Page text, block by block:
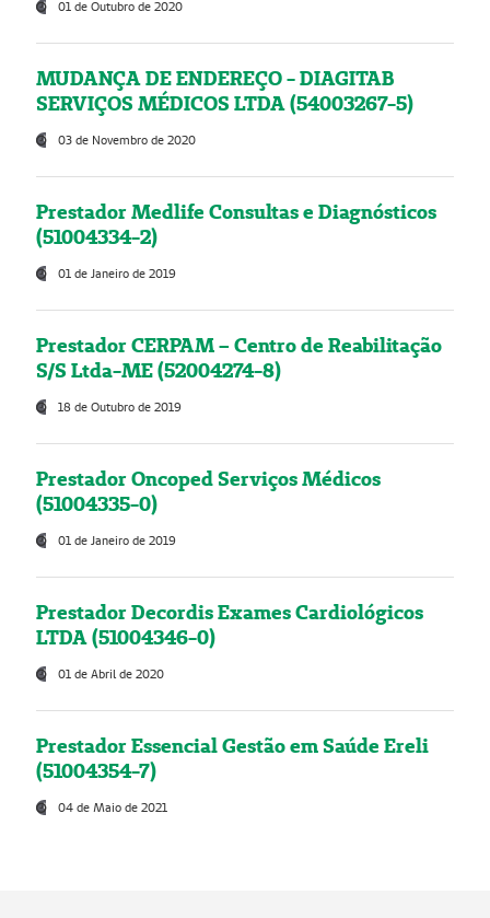
01 de Outubro de 2020
MUDANÇA DE ENDEREÇO - DIAGITAB
SERVIÇOS MÉDICOS LTDA (54003267-5)
03 de Novembro de 2020
Prestador Medlife Consultas e Diagnósticos
(51004334-2)
01 de Janeiro de 2019
Prestador CERPAM – Centro de Reabilitação
S/S Ltda-ME (52004274-8)
18 de Outubro de 2019
Prestador Oncoped Serviços Médicos
(51004335-0)
01 de Janeiro de 2019
Prestador Decordis Exames Cardiológicos
LTDA (51004346-0)
01 de Abril de 2020
Prestador Essencial Gestão em Saúde Ereli
(51004354-7)
04 de Maio de 2021